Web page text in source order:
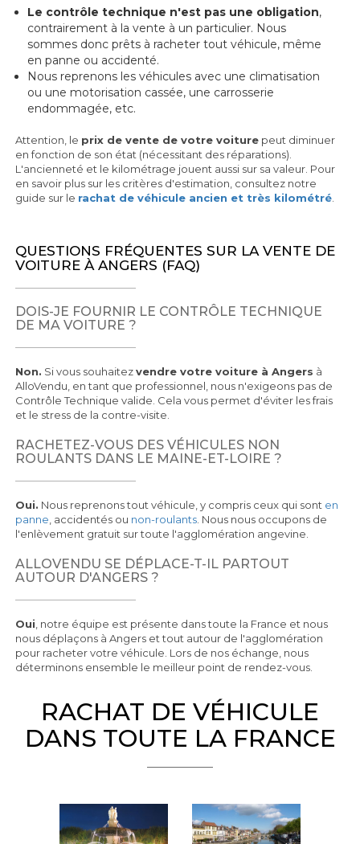
Le contrôle technique n'est pas une obligation,
contrairement à la vente à un particulier. Nous
sommes donc prêts à racheter tout véhicule, même
en panne ou accidenté.
Nous reprenons les véhicules avec une climatisation
ou une motorisation cassée, une carrosserie
endommagée, etc.
Attention, le prix de vente de votre voiture peut diminuer
en fonction de son état (nécessitant des réparations).
L'ancienneté et le kilométrage jouent aussi sur sa valeur. Pour
en savoir plus sur les critères d'estimation, consultez notre
guide sur le rachat de véhicule ancien et très kilométré
QUESTIONS FRÉQUENTES SUR LA VENTE DE
VOITURE À ANGERS (FAQ)
DOIS-JE FOURNIR LE CONTRÔLE TECHNIQUE
DE MA VOITURE ?
Non. Si vous souhaitezvendre votre voiture à Angers à
AlloVendu, en tant que professionnel, nous n'exigeons pas de
Contrôle Technique valide. Cela vous permet d'éviter les frais
et le stress de la contre-visite.
RACHETEZ-VOUS DES VÉHICULES NON
ROULANTS DANS LE MAINE-ET-LOIRE ?
Oui. Nous reprenons tout véhicule, y compris ceux qui sont en
panne , accidentés ou non-roulants . Nous nous occupons de
l'enlèvement gratuit sur toute l'agglomération angevine.
ALLOVENDU SE DÉPLACE-T-IL PARTOUT
AUTOUR D'ANGERS ?
Oui , notre équipe est présente dans toute la France et nous
nous déplaçons à Angers et tout autour de l'agglomération
pour racheter votre véhicule. Lors de nos échange, nous
déterminons ensemble le meilleur point de rendez-vous.
RACHAT DE VÉHICULE
DANS TOUTE LA FRANCE